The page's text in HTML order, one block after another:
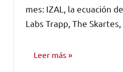
mes: IZAL, la ecuación
Labs Trapp, The
Leer más